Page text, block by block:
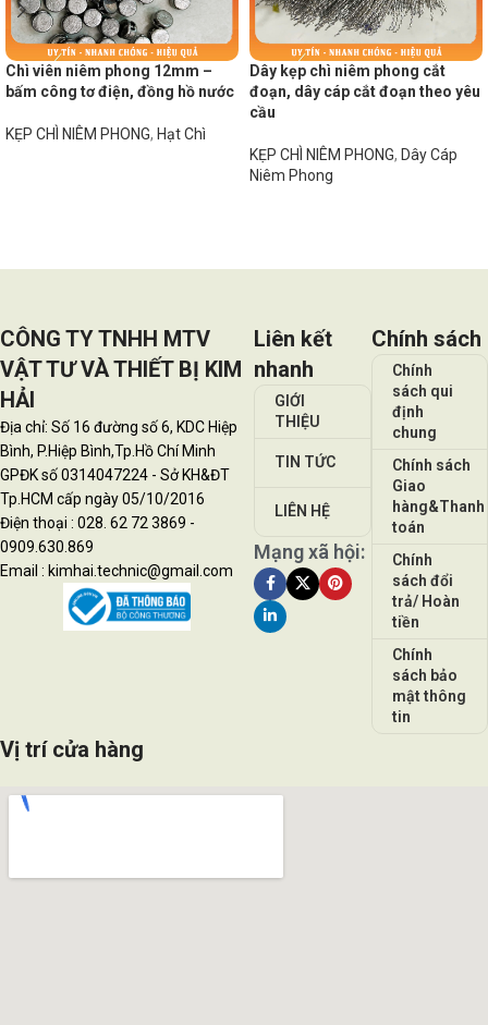
Chì viên niêm phong 12mm –
bấm công tơ điện, đồng hồ nước
KẸP CHÌ NIÊM PHONG, Hạt Chì
Dây kẹp chì niêm phong cắt
đoạn, dây cáp cắt đoạn theo yêu
cầu
KẸP CHÌ NIÊM PHONG, Dây Cáp
Niêm Phong
CÔNG TY TNHH MTV
VẬT TƯ VÀ THIẾT BỊ KIM
HẢI
Địa chỉ: Số 16 đường số 6, KDC Hiệp
Bình, P.Hiệp Bình,Tp.Hồ Chí Minh
GPĐK số 0314047224 - Sở KH&ĐT
Tp.HCM cấp ngày 05/10/2016
Điện thoại : 028. 62 72 3869 -
0909.630.869
Email : kimhai.technic@gmail.com
Liên kết
nhanh
GIỚI
THIỆU
TIN TỨC
LIÊN HỆ
Mạng xã hội:
Chính sách
Chính
sách qui
định
chung
Chính sách
Giao
hàng&Thanh
toán
Chính
sách đổi
trả/ Hoàn
tiền
Chính
sách bảo
mật thông
tin
Vị trí cửa hàng